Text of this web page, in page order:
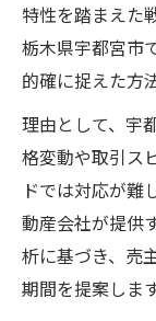
特性を踏まえた
栃木県宇都宮市
的確に捉えた方
理由として、宇
格変動や取引ス
ドでは対応が難
動産会社が提供
析に基づき、売
期間を提案します